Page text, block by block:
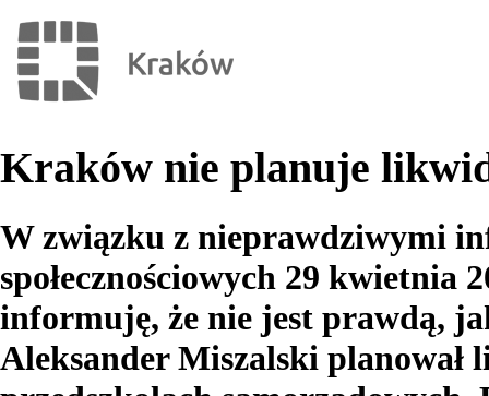
Kraków nie planuje
W związku z nieprawdziwymi
społecznościowych 29 kwietnia
informuję, że nie jest prawdą,
Aleksander Miszalski planował